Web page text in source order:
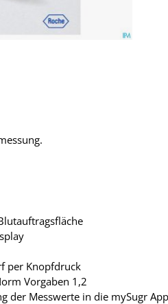
per Knopfdruck
Vorgaben 1,2
der Messwerte in die mySugr App